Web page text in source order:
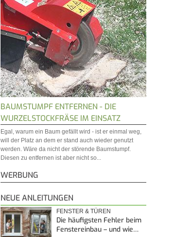
BAUMSTUMPF ENTFERNEN - DIE
WURZELSTOCKFRÄSE IM EINSATZ
Egal, warum ein Baum gefällt wird - ist er einmal weg,
will der Platz an dem er stand auch wieder genutzt
werden. Wäre da nicht der störende Baumstumpf.
Diesen zu entfernen ist aber nicht so...
WERBUNG
NEUE ANLEITUNGEN
FENSTER & TÜREN
Die häufigsten Fehler beim
Fenstereinbau – und wie…